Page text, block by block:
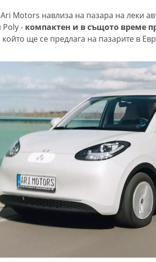
Motors навлиза на пазара на леки
- компактен и в същото време
който ще се предлага на пазарите в